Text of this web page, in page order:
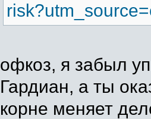
офкоз, я забыл
Гардиан, а ты
корне меняет